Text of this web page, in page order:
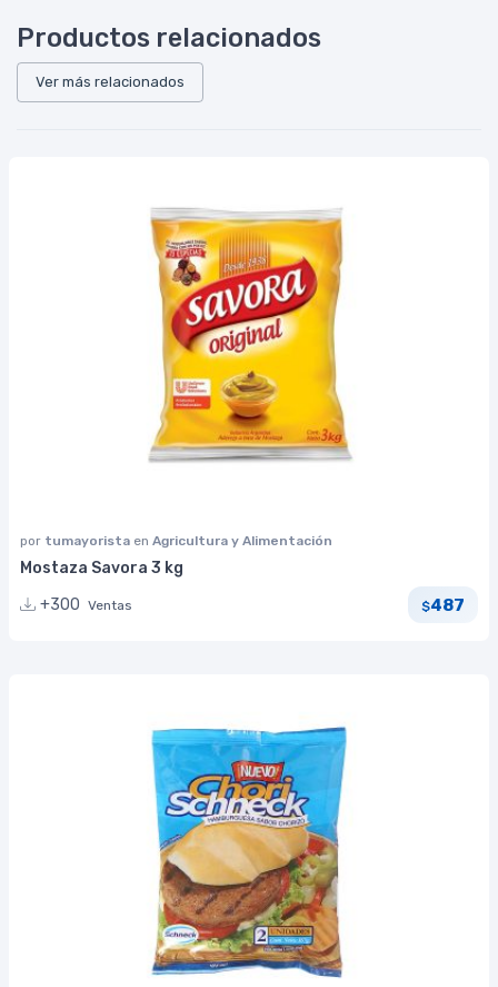
Productos relacionados
Ver más relacionados
por tumayorista en Agricultura y Alimentación
Mostaza Savora 3 kg
+300 Ventas $487